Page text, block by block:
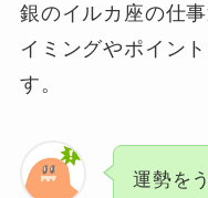
銀のイルカ座の仕
イミングやポイン
す。
運勢を